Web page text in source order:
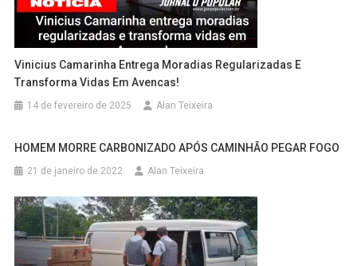
Vinicius Camarinha Entrega Moradias Regularizadas E
Transforma Vidas Em Avencas!
14 de fevereiro de 2025 Alan Teixeira
HOMEM MORRE CARBONIZADO APÓS CAMINHÃO PEGAR FOGO
21 de janeiro de 2022 Alan Teixeira